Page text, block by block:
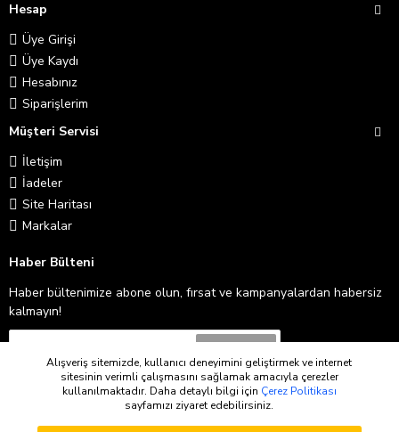
Hesap
Üye Girişi
Üye Kaydı
Hesabınız
Siparişlerim
Müşteri Servisi
İletişim
İadeler
Site Haritası
Markalar
Haber Bülteni
Haber bültenimize abone olun, fırsat ve kampanyalardan habersiz
kalmayın!
Abone Ol
Gizlilik İlkeleri 'ni okudum ve kabul ediyorum.
Alışveriş sitemizde, kullanıcı deneyimini geliştirmek ve internet
sitesinin verimli çalışmasını sağlamak amacıyla çerezler
kullanılmaktadır. Daha detaylı bilgi için Çerez Politikası
sayfamızı ziyaret edebilirsiniz.